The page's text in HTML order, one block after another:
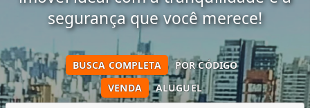
segurança que você merece!
VENDA ALUGUEL
BUSCA COMPLETA POR CÓDIGO